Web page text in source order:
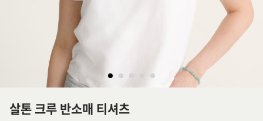
살톤 크루 반소매 티셔츠